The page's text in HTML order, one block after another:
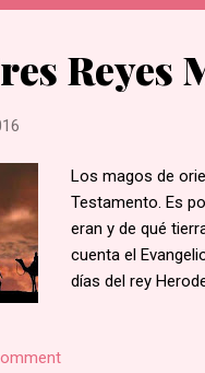
(literalmente "Día
Algunas
los niños reciben
Reyes
Los magos de
Testamento. Es
eran y de qué
cuenta el
días del rey
adoraron; y